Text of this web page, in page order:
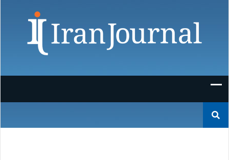
nach: